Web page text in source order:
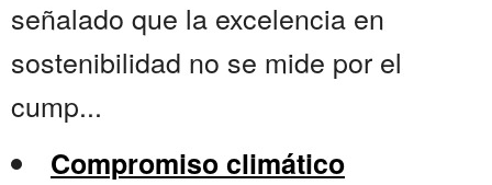
señalado que la excelencia en
sostenibilidad no se mide por el
cump...
Compromiso climático